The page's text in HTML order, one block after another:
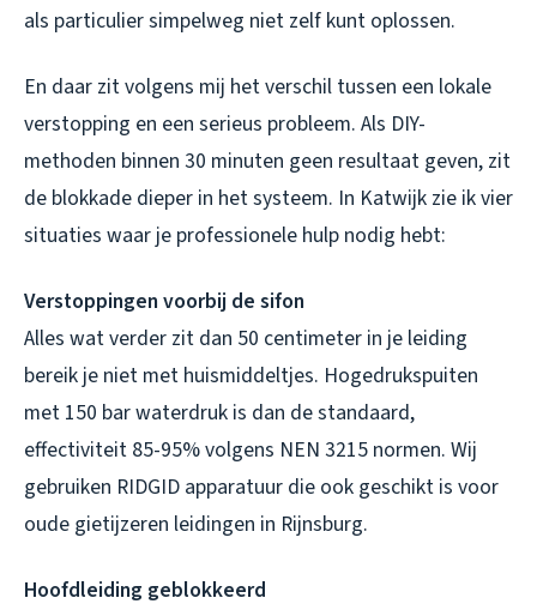
als particulier simpelweg niet zelf kunt oplossen.
En daar zit volgens mij het verschil tussen een lokale
verstopping en een serieus probleem. Als DIY-
methoden binnen 30 minuten geen resultaat geven, zit
de blokkade dieper in het systeem. In Katwijk zie ik vier
situaties waar je professionele hulp nodig hebt:
Verstoppingen voorbij de sifon
Alles wat verder zit dan 50 centimeter in je leiding
bereik je niet met huismiddeltjes. Hogedrukspuiten
met 150 bar waterdruk is dan de standaard,
effectiviteit 85-95% volgens NEN 3215 normen. Wij
gebruiken RIDGID apparatuur die ook geschikt is voor
oude gietijzeren leidingen in Rijnsburg.
Hoofdleiding geblokkeerd